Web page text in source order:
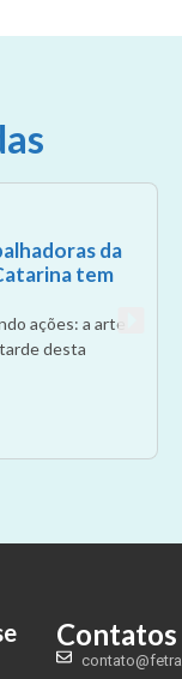
da
tem
ações: a arte
desta
Contatos